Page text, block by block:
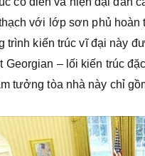
với lớp sơn phủ
trình kiến trúc vĩ đại này
Georgian – lối kiến trúc
tưởng tòa nhà này chỉ